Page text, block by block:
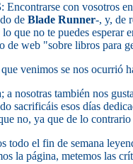
: Encontrarse con vosotros
de Blade Runner-, y, de
lo que no te puedes esperar
de web "sobre libros para
venimos se nos ocurrió
a nosotras también nos
sacrificáis esos días
no, ya que de lo
todo el fin de semana
la página, metemos las